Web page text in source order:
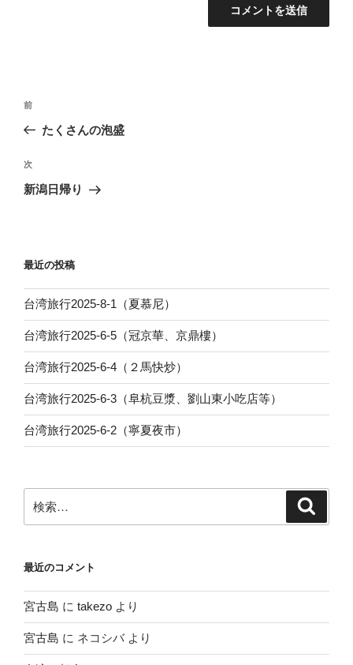
投
ナ
ビ
ゲ
ン
前
の
稿
前
たくさんの泡盛
次
の
次
新潟日帰り
最近の投稿
台湾旅行2025-8-1（夏慕尼）
台湾旅行2025-6-5（冠京華、京鼎樓）
台湾旅行2025-6-4（２馬快炒）
台湾旅行2025-6-3（阜杭豆漿、劉山東小吃店等）
台湾旅行2025-6-2（寧夏夜市）
索:
最近のコメント
宮古島 に takezo より
宮古島 に ネコシバより